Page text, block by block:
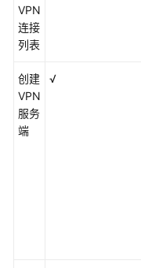
VPN
连接
列表
创建
VPN
服务
端
√